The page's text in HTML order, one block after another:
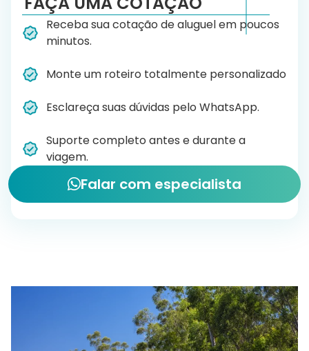
Receba sua cotação de aluguel em poucos
minutos.
Monte um roteiro totalmente personalizado
Esclareça suas dúvidas pelo WhatsApp.
Suporte completo antes e durante a
viagem.
Falar com especialista